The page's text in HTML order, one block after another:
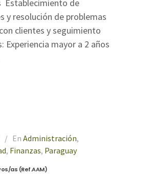
Establecimiento de
y resolución de problemas
clientes y seguimiento
Experiencia mayor a 2 años
En Administración,
, Finanzas, Paraguay
as (Ref.AAM)